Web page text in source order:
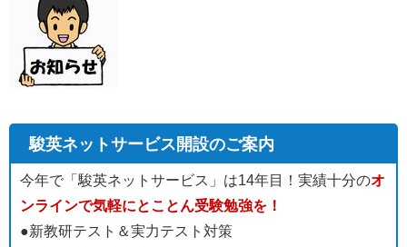
駿英ネットサービス開設のご案内
今年で「駿英ネットサービス」は14年目！実績十分のオ
ンラインで気軽にとことん受験勉強を！
●新教研テスト＆実力テスト対策